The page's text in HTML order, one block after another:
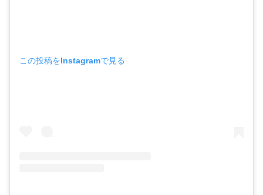
この投稿をInstagramで見る